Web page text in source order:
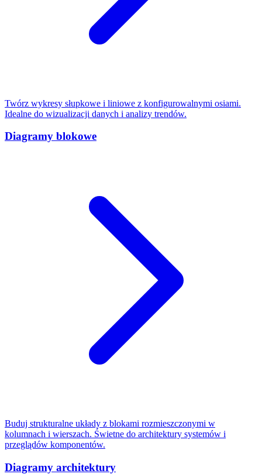
Twórz wykresy słupkowe i liniowe z konfigurowalnymi osiami.
Idealne do wizualizacji danych i analizy trendów.
Diagramy blokowe
Buduj strukturalne układy z blokami rozmieszczonymi w
kolumnach i wierszach. Świetne do architektury systemów i
przeglądów komponentów.
Diagramy architektury